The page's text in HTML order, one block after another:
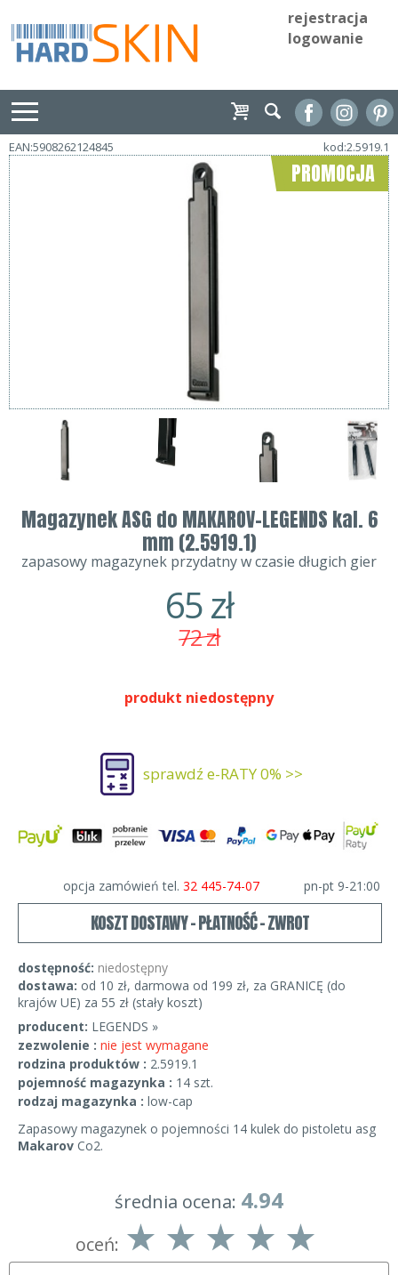
rejestracja
logowanie
EAN:5908262124845 kod:2.5919.1
PROMOCJA
Magazynek ASG do MAKAROV-LEGENDS kal. 6
mm (2.5919.1)
zapasowy magazynek przydatny w czasie długich gier
65zł
72zł
produkt niedostępny
sprawdź e-RATY 0% >>
opcja zamówień tel. 32 445-74-07 pn-pt 9-21:00
KOSZT DOSTAWY - PŁATNOŚĆ - ZWROT
dostępność: niedostępny
dostawa: od 10 zł, darmowa od 199 zł, za GRANICĘ (do
krajów UE) za 55 zł (stały koszt)
producent: LEGENDS »
zezwolenie : nie jest wymagane
rodzina produktów : 2.5919.1
pojemność magazynka : 14 szt.
rodzaj magazynka : low-cap
Zapasowy magazynek o pojemności 14 kulek do pistoletu asg
Makarov Co2.
średnia ocena: 4.94
oceń: